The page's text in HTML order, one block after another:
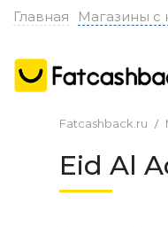
Главная Магазины с
Fatcashback.ru
Eid Al